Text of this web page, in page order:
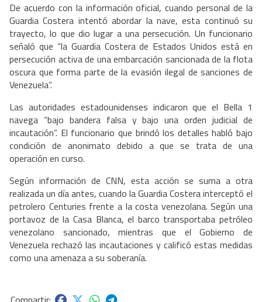
De acuerdo con la información oficial, cuando personal de la
Guardia Costera intentó abordar la nave, esta continuó su
trayecto, lo que dio lugar a una persecución. Un funcionario
señaló que “la Guardia Costera de Estados Unidos está en
persecución activa de una embarcación sancionada de la flota
oscura que forma parte de la evasión ilegal de sanciones de
Venezuela”.
Las autoridades estadounidenses indicaron que el Bella 1
navega “bajo bandera falsa y bajo una orden judicial de
incautación”. El funcionario que brindó los detalles habló bajo
condición de anonimato debido a que se trata de una
operación en curso.
Según información de CNN, esta acción se suma a otra
realizada un día antes, cuando la Guardia Costera interceptó el
petrolero Centuries frente a la costa venezolana. Según una
portavoz de la Casa Blanca, el barco transportaba petróleo
venezolano sancionado, mientras que el Gobierno de
Venezuela rechazó las incautaciones y calificó estas medidas
como una amenaza a su soberanía.